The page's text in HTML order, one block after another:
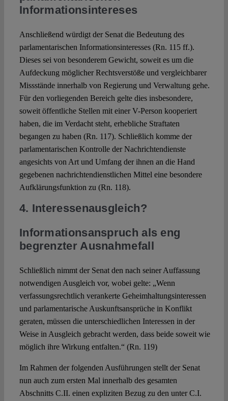
Informationsintereses
Anschließend würdigt der Senat die Bedeutung des
parlamentarischen Informationsinteresses (Rn. 115 ff.).
Dieses sei von besonderem Gewicht, soweit es um die
Aufdeckung möglicher Rechtsverstöße und vergleichbarer
Missstände innerhalb von Regierung und Verwaltung gehe.
Für den vorliegenden Bereich gelte dies insbesondere,
soweit öffentliche Stellen mit einer V-Person kooperiert
haben, die im Verdacht steht, erhebliche Straftaten
begangen zu haben (Rn. 117). Schließlich komme der
parlamentarischen Kontrolle der Nachrichtendienste
angesichts von Art und Umfang der ihnen an die Hand
gegebenen nachrichtendienstlichen Mittel eine besondere
Aufklärungsfunktion zu (Rn. 118).
4. Interessenausgleich?
Informationsanspruch als eng
begrenzter Ausnahmefall
Schließlich nimmt der Senat den nach seiner Auffassung
notwendigen Ausgleich vor, wobei gelte: „Wenn
verfassungsrechtlich verankerte Geheimhaltungsinteressen
und parlamentarische Auskunftsansprüche in Konflikt
geraten, müssen die unterschiedlichen Interessen in der
Weise in Ausgleich gebracht werden, dass beide soweit wie
möglich ihre Wirkung entfalten.“ (Rn. 119)
Im Rahmen der folgenden Ausführungen stellt der Senat
nun auch zum ersten Mal innerhalb des gesamten
Abschnitts C.II. einen expliziten Bezug zu den unter C.I.